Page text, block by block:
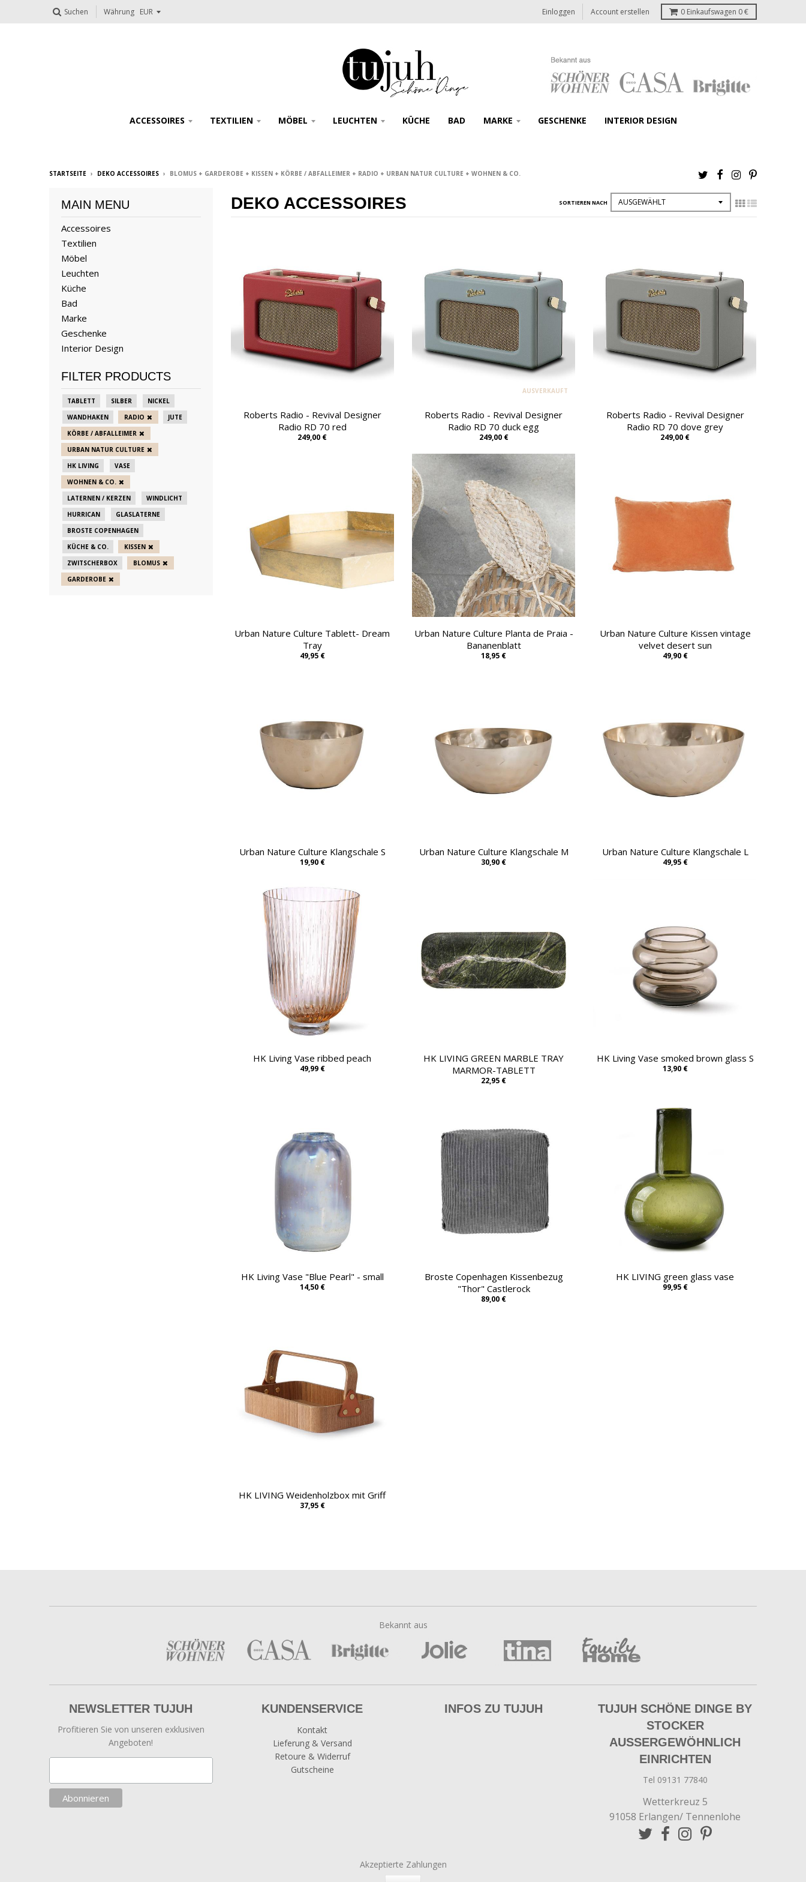
Suchen Währung Einloggen Account erstellen 0 Einkaufswagen 0 €
ACCESSOIRES TEXTILIEN MÖBEL LEUCHTEN KÜCHE BAD MARKE GESCHENKE INTERIOR DESIGN
STARTSEITE › DEKO ACCESSOIRES › BLOMUS + GARDEROBE + KISSEN + KÖRBE / ABFALLEIMER + RADIO + URBAN NATUR CULTURE + WOHNEN & CO.
DEKO ACCESSOIRES SORTIEREN NACH
Roberts Radio - Revival Designer
Radio RD 70 red
249,00 €
AUSVERKAUFT
Roberts Radio - Revival Designer
Radio RD 70 duck egg
249,00 €
Roberts Radio - Revival Designer
Radio RD 70 dove grey
249,00 €
Urban Nature Culture Tablett- Dream
Tray
49,95 €
Urban Nature Culture Planta de Praia -
Bananenblatt
18,95 €
Urban Nature Culture Kissen vintage
velvet desert sun
49,90 €
Urban Nature Culture Klangschale S
19,90 €
Urban Nature Culture Klangschale M
30,90 €
Urban Nature Culture Klangschale L
49,95 €
HK Living Vase ribbed peach
49,99 €
HK LIVING GREEN MARBLE TRAY
MARMOR-TABLETT
22,95 €
HK Living Vase smoked brown glass S
13,90 €
HK Living Vase "Blue Pearl" - small
14,50 €
Broste Copenhagen Kissenbezug
"Thor" Castlerock
89,00 €
HK LIVING green glass vase
99,95 €
HK LIVING Weidenholzbox mit Griff
37,95 €
MAIN MENU
Accessoires
Textilien
Möbel
Leuchten
Küche
Bad
Marke
Geschenke
Interior Design
FILTER PRODUCTS
TABLETT SILBER
NICKEL
WANDHAKEN
RADIO
JUTE
KÖRBE / ABFALLEIMER
URBAN NATUR CULTURE
HK LIVING
VASE
WOHNEN & CO.
LATERNEN / KERZEN
WINDLICHT
HURRICAN
GLASLATERNE
BROSTE COPENHAGEN
KÜCHE & CO.
KISSEN
ZWITSCHERBOX
BLOMUS
GARDEROBE
Bekannt aus
NEWSLETTER TUJUH
Profitieren Sie von unseren exklusiven
Angeboten!
KUNDENSERVICE
Kontakt
Lieferung & Versand
Retoure & Widerruf
Gutscheine
INFOS ZU TUJUH
TUJUH SCHÖNE DINGE BY
STOCKER
AUSSERGEWÖHNLICH E
INRICHTEN
Tel 09131 77840
Wetterkreuz 5
91058 Erlangen/ Tennenlohe
Akzeptierte Zahlungen